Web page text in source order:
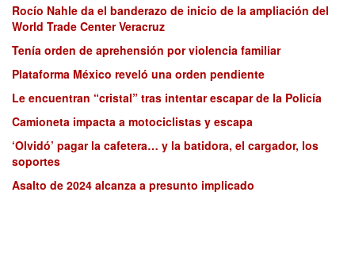
Rocío Nahle da el banderazo de inicio de la ampliación del
World Trade Center Veracruz
Tenía orden de aprehensión por violencia familiar
Plataforma México reveló una orden pendiente
Le encuentran “cristal” tras intentar escapar de la Policía
Camioneta impacta a motociclistas y escapa
‘Olvidó’ pagar la cafetera… y la batidora, el cargador, los
soportes
Asalto de 2024 alcanza a presunto implicado